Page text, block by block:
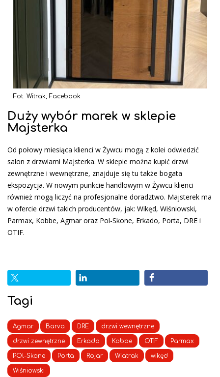
Fot. Witrak, Facebook
Duży wybór marek w sklepie
Majsterka
Od połowy miesiąca klienci w Żywcu mogą z kolei odwiedzić
salon z drzwiami Majsterka. W sklepie można kupić drzwi
zewnętrzne i wewnętrzne, znajduje się tu także bogata
ekspozycja. W nowym punkcie handlowym w Żywcu klienci
również mogą liczyć na profesjonalne doradztwo. Majsterek ma
w ofercie drzwi takich producentów, jak: Wikęd, Wiśniowski,
Parmax, Kobbe, Agmar oraz Pol-Skone, Erkado, Porta, DRE i
OTIF.
Tagi
Agmar Barva DRE drzwi wewnętrzne
drzwi zewnętrzne Erkado Kobbe OTIF Parmax
POl-Skone Porta Rojar Wiatrak wikęd
Wiśniowski